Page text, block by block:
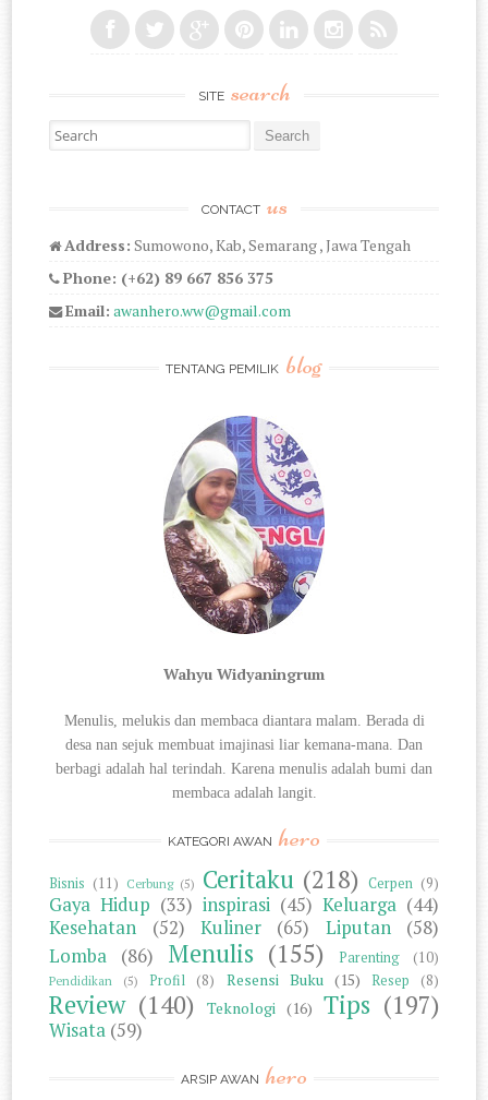
SITE search
Search for:
CONTACT us
Address: Sumowono, Kab, Semarang , Jawa Tengah
Phone: (+62) 89 667 856 375
Email: awanhero.ww@gmail.com
TENTANG PEMILIK blog
Wahyu Widyaningrum
Menulis, melukis dan membaca diantara malam. Berada di
desa nan sejuk membuat imajinasi liar kemana-mana. Dan
berbagi adalah hal terindah. Karena menulis adalah bumi dan
membaca adalah langit.
KATEGORI AWAN hero
Bisnis (11) Cerbung (5) Ceritaku (218) Cerpen (9)
Gaya Hidup (33) inspirasi (45) Keluarga (44)
Kesehatan
(52) Kuliner (65) Liputan
(58)
Lomba
(86) Menulis (155) Parenting (10)
Pendidikan (5) Profil (8) Resensi Buku (15) Resep (8)
Review (140) Teknologi (16) Tips (197)
Wisata (59)
ARSIP AWAN hero